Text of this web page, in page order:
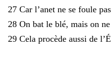
27 Car l’anet ne se foule pas
28 On bat le blé, mais on ne
29 Cela procède aussi de